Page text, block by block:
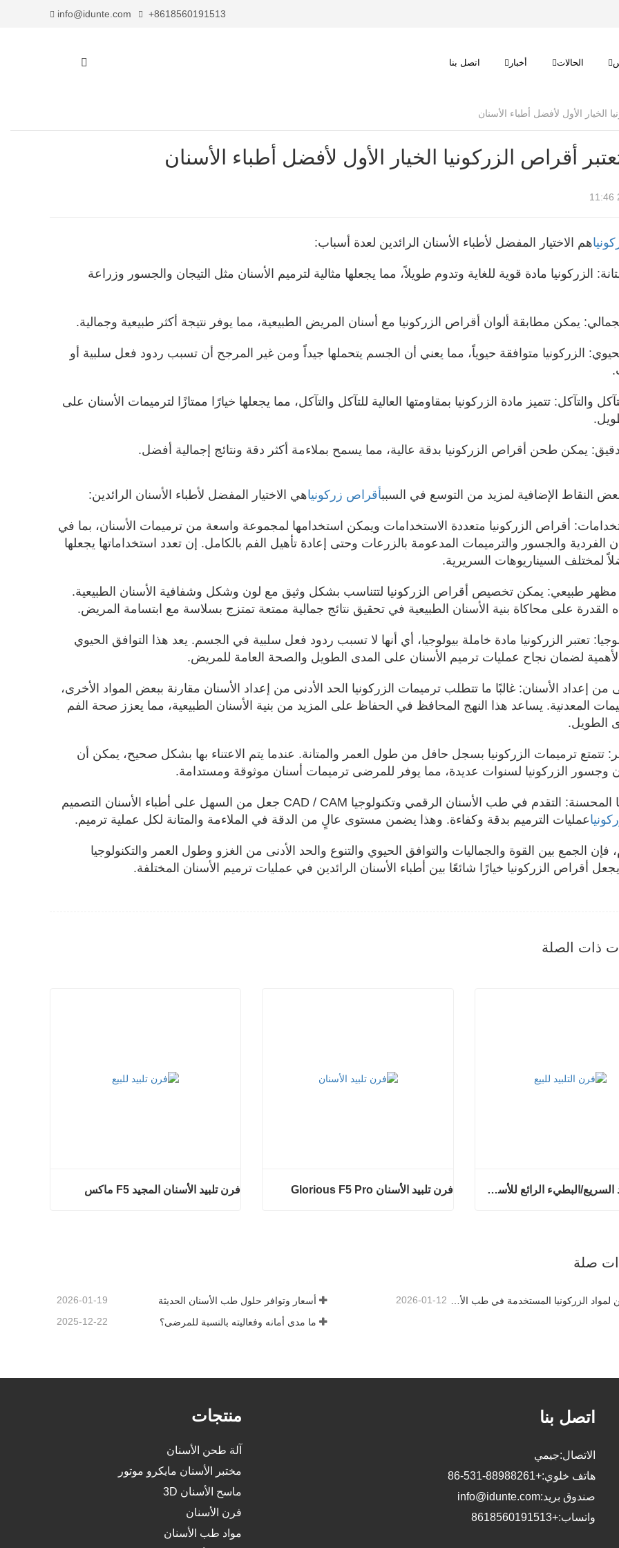
+8618560191513
info@idunte.com
الحالات أخبار اتصل بنا
أقراص الزركونيا الخيار الأول لأفضل أطباء الأسنان
هم الاختيار المفضل لأطباء الأسنان الرائدين لعدة أسباب:
الزركونيا مادة قوية للغاية وتدوم طويلاً، مما يجعلها مثالية لترميم الأسنان مثل التيجان والجسور وزراعة
يمكن مطابقة ألوان أقراص الزركونيا مع أسنان المريض الطبيعية، مما يوفر نتيجة أكثر طبيعية وجمالية.
الزركونيا متوافقة حيوياً، مما يعني أن الجسم يتحملها جيداً ومن غير المرجح أن تسبب ردود فعل سلبية أو
والتآكل: تتميز مادة الزركونيا بمقاومتها العالية للتآكل والتآكل، مما يجعلها خيارًا ممتازًا لترميمات الأسنان على
يمكن طحن أقراص الزركونيا بدقة عالية، مما يسمح بملاءمة أكثر دقة ونتائج إجمالية أفضل.
النقاط الإضافية لمزيد من التوسع في السببأقراص زركونياهي الاختيار المفضل لأطباء الأسنان الرائدين:
أقراص الزركونيا متعددة الاستخدامات ويمكن استخدامها لمجموعة واسعة من ترميمات الأسنان، بما في
الفردية والجسور والترميمات المدعومة بالزرعات وحتى إعادة تأهيل الفم بالكامل. إن تعدد استخداماتها يجعلها
لمختلف السيناريوهات السريرية.
مظهر طبيعي: يمكن تخصيص أقراص الزركونيا لتتناسب بشكل وثيق مع لون وشكل وشفافية الأسنان الطبيعية.
القدرة على محاكاة بنية الأسنان الطبيعية في تحقيق نتائج جمالية ممتعة تمتزج بسلاسة مع ابتسامة المريض.
تعتبر الزركونيا مادة خاملة بيولوجيا، أي أنها لا تسبب ردود فعل سلبية في الجسم. يعد هذا التوافق الحيوي
الأهمية لضمان نجاح عمليات ترميم الأسنان على المدى الطويل والصحة العامة للمريض.
من إعداد الأسنان: غالبًا ما تتطلب ترميمات الزركونيا الحد الأدنى من إعداد الأسنان مقارنة ببعض المواد الأخرى،
المعدنية. يساعد هذا النهج المحافظ في الحفاظ على المزيد من بنية الأسنان الطبيعية، مما يعزز صحة الفم
الطويل.
تتمتع ترميمات الزركونيا بسجل حافل من طول العمر والمتانة. عندما يتم الاعتناء بها بشكل صحيح، يمكن أن
وجسور الزركونيا لسنوات عديدة، مما يوفر للمرضى ترميمات أسنان موثوقة ومستدامة.
التكنولوجيا المحسنة: التقدم في طب الأسنان الرقمي وتكنولوجيا CAD / CAM جعل من السهل على أطباء الأسنان التصميم
عمليات الترميم بدقة وكفاءة. وهذا يضمن مستوى عالٍ من الدقة في الملاءمة والمتانة لكل عملية ترميم.
فإن الجمع بين القوة والجماليات والتوافق الحيوي والتنوع والحد الأدنى من الغزو وطول العمر والتكنولوجيا
أقراص الزركونيا خيارًا شائعًا بين أطباء الأسنان الرائدين في عمليات ترميم الأسنان المختلفة.
ذات الصلة
فرن تلبيد الأسنان المجيد F5 ماكس فرن تلبيد الأسنان Glorious F5 Pro فرن التلبيد السريع/البطيء الرائع للأسنان
صلة
أسعار وتوافر حلول طب الأسنان الحديثة 2026-01-19 كيف يمكن لمواد الزركونيا المستخدمة في طب الأسنان أن تساهم في نجاحك؟ 2026-01-12
ما مدى أمانه وفعاليته بالنسبة للمرضى؟ 2025-12-22
منتجات
آلة طحن الأسنان
مختبر الأسنان مايكرو موتور
ماسح الأسنان 3D
فرن الأسنان
مواد طب الأسنان
اتصل بنا
الاتصال:جيمي
هاتف خلوي:+86-531-88988261
صندوق بريد:info@idunte.com
واتساب:+8618560191513